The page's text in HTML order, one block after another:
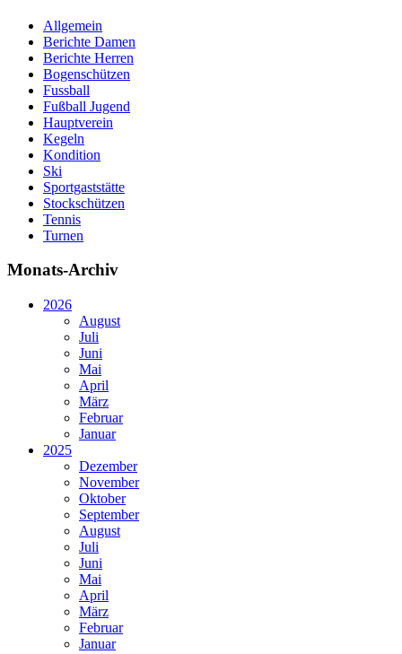
Allgemein
Berichte Damen
Berichte Herren
Bogenschützen
Fussball
Fußball Jugend
Hauptverein
Kegeln
Kondition
Ski
Sportgaststätte
Stockschützen
Tennis
Turnen
Monats-Archiv
2026
August
Juli
Juni
Mai
April
März
Februar
Januar
2025
Dezember
November
Oktober
September
August
Juli
Juni
Mai
April
März
Februar
Januar